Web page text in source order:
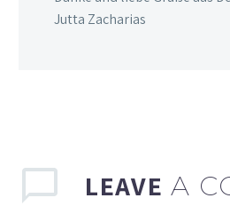
Jutta Zacharias
LEAVE A